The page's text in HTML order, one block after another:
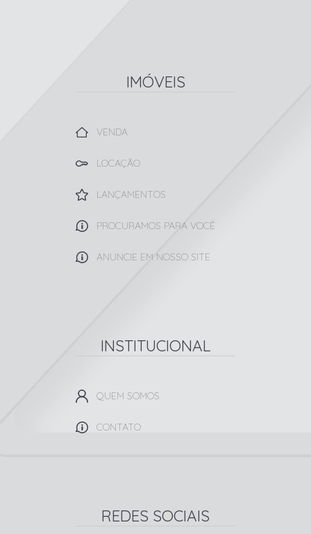
IMÓVEIS
VENDA
LOCAÇÃO
LANÇAMENTOS
PROCURAMOS PARA VOCÊ
ANUNCIE EM NOSSO SITE
INSTITUCIONAL
QUEM SOMOS
CONTATO
REDES SOCIAIS